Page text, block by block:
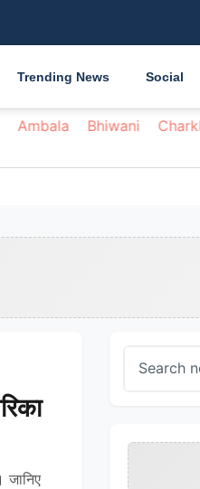
Trending News Social
Ambala Bhiwani
जानिए